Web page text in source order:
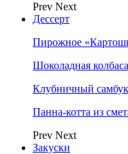
Prev Next
Дессерт
Пирожное
Шоколадная
Клубничный самбук
Панна-котта из
Prev Next
Закуски